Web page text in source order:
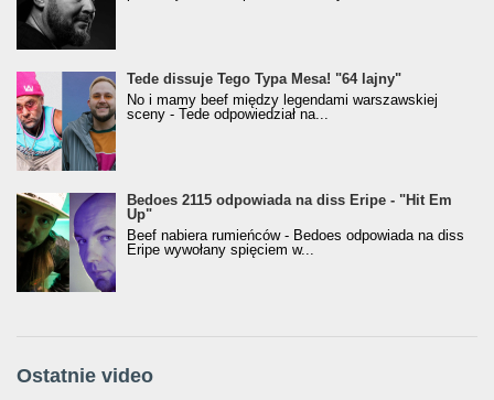
Tede dissuje Tego Typa Mesa! "64 lajny"
No i mamy beef między legendami warszawskiej
sceny - Tede odpowiedział na...
Bedoes 2115 odpowiada na diss Eripe - "Hit Em
Up"
Beef nabiera rumieńców - Bedoes odpowiada na diss
Eripe wywołany spięciem w...
Ostatnie video